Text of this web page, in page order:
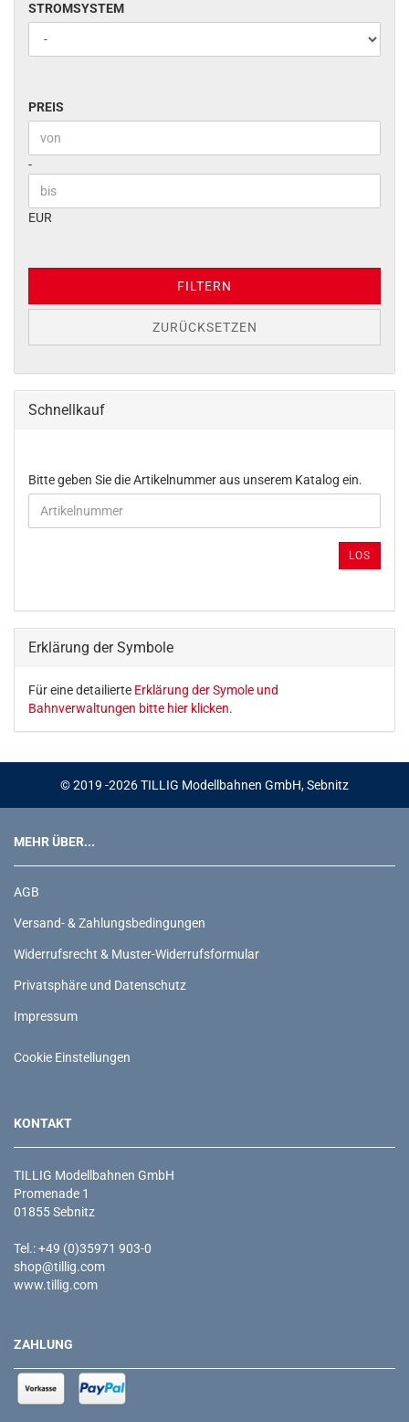
STROMSYSTEM
STROMSYSTEM
PREIS
PREIS
Preis bis
-
EUR
FILTERN
ZURÜCKSETZEN
Schnellkauf
BITTE
GEBEN
SIE
EIN.
Bitte geben Sie die Artikelnummer aus unserem Katalog ein.
LOS
Erklärung der Symbole
Für eine detailierte Erklärung der Symole und
Bahnverwaltungen bitte hier klicken.
© 2019 -2026 TILLIG Modellbahnen GmbH, Sebnitz
MEHR ÜBER...
AGB
Versand- & Zahlungsbedingungen
Widerrufsrecht & Muster-Widerrufsformular
Privatsphäre und Datenschutz
Impressum
Cookie Einstellungen
KONTAKT
TILLIG Modellbahnen GmbH
Promenade 1
01855 Sebnitz
Tel.: +49 (0)35971 903-0
shop@tillig.com
www.tillig.com
ZAHLUNG